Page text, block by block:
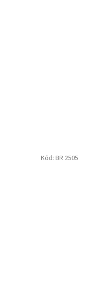
Kód: BR 2505